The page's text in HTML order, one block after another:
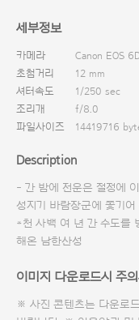
세부정보
카메라
Canon EOS
초첨거리
12 mm
셔터속도
1/250 sec
조리개
f/8.0
파일사이즈
14419716
Description
- 간 밤에 전운은 절정에
성지기 바람장군에 쫓기
*천 사백 여 년 간 수도를
해온 남한산성
이미지 다운로드시 주
※ 사진 콘텐츠는 다운로